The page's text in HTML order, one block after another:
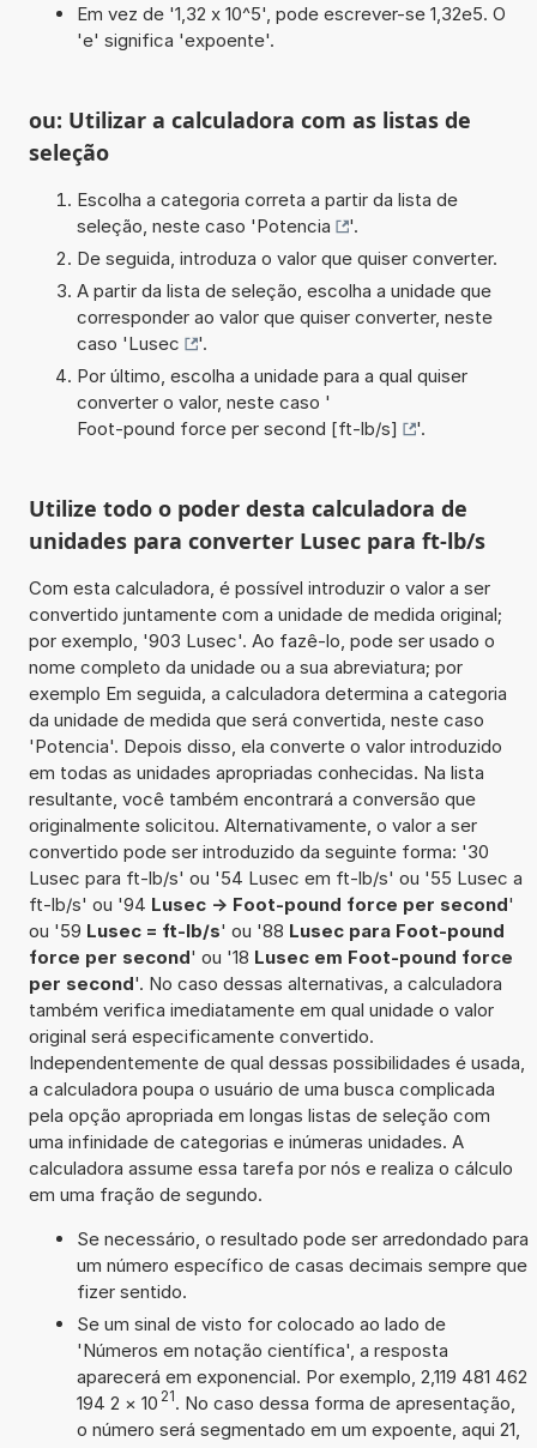
Em vez de '1,32 x 10^5', pode escrever-se 1,32e5. O
'e' significa 'expoente'.
ou: Utilizar a calculadora com as listas de
seleção
Escolha a categoria correta a partir da lista de
seleção, neste caso 'Potencia
'.
De seguida, introduza o valor que quiser converter.
A partir da lista de seleção, escolha a unidade que
corresponder ao valor que quiser converter, neste
caso 'Lusec
'.
Por último, escolha a unidade para a qual quiser
converter o valor, neste caso '
Foot-pound force per second [ft-lb/s]
'.
Utilize todo o poder desta calculadora de
unidades para converter Lusec para ft-lb/s
Com esta calculadora, é possível introduzir o valor a ser
convertido juntamente com a unidade de medida original;
por exemplo, '903 Lusec'. Ao fazê-lo, pode ser usado o
nome completo da unidade ou a sua abreviatura; por
exemplo Em seguida, a calculadora determina a categoria
da unidade de medida que será convertida, neste caso
'Potencia'. Depois disso, ela converte o valor introduzido
em todas as unidades apropriadas conhecidas. Na lista
resultante, você também encontrará a conversão que
originalmente solicitou. Alternativamente, o valor a ser
convertido pode ser introduzido da seguinte forma: '30
Lusec para ft-lb/s' ou '54 Lusec em ft-lb/s' ou '55 Lusec a
ft-lb/s' ou '94 Lusec -> Foot-pound force per second'
ou '59 Lusec = ft-lb/s' ou '88 Lusec para Foot-pound
force per second' ou '18 Lusec em Foot-pound force
per second'. No caso dessas alternativas, a calculadora
também verifica imediatamente em qual unidade o valor
original será especificamente convertido.
Independentemente de qual dessas possibilidades é usada,
a calculadora poupa o usuário de uma busca complicada
pela opção apropriada em longas listas de seleção com
uma infinidade de categorias e inúmeras unidades. A
calculadora assume essa tarefa por nós e realiza o cálculo
em uma fração de segundo.
Se necessário, o resultado pode ser arredondado para
um número específico de casas decimais sempre que
fizer sentido.
Se um sinal de visto for colocado ao lado de
'Números em notação científica', a resposta
aparecerá em exponencial. Por exemplo, 2,119 481 462
194 2 × 10 21. No caso dessa forma de apresentação,
o número será segmentado em um expoente, aqui 21,